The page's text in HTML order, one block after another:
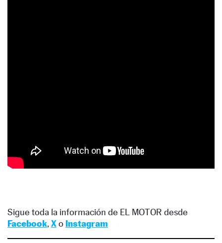
Sigue toda la información de EL MOTOR desde
Facebook, Xo Instagram